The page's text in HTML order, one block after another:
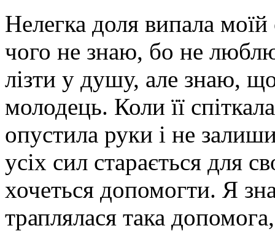
Нелегка доля випала
чого не знаю, бо не
лізти у душу, але знаю,
молодець. Коли її
опустила руки і не
усіх сил старається для
хочеться допомогти. Я
траплялася така